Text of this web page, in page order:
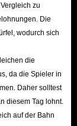
zu
Die
wodurch sich
die
da die Spieler in
Daher solltest
diesem Tag lohnt.
auf der Bahn